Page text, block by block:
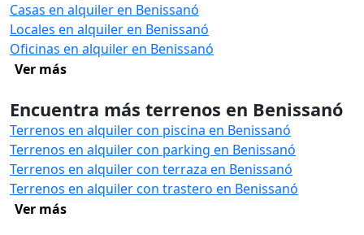
Casas en alquiler en Benissanó
Locales en alquiler en Benissanó
Oficinas en alquiler en Benissanó
Ver más
Encuentra más terrenos en Benissanó
Terrenos en alquiler con piscina en Benissanó
Terrenos en alquiler con parking en Benissanó
Terrenos en alquiler con terraza en Benissanó
Terrenos en alquiler con trastero en Benissanó
Ver más